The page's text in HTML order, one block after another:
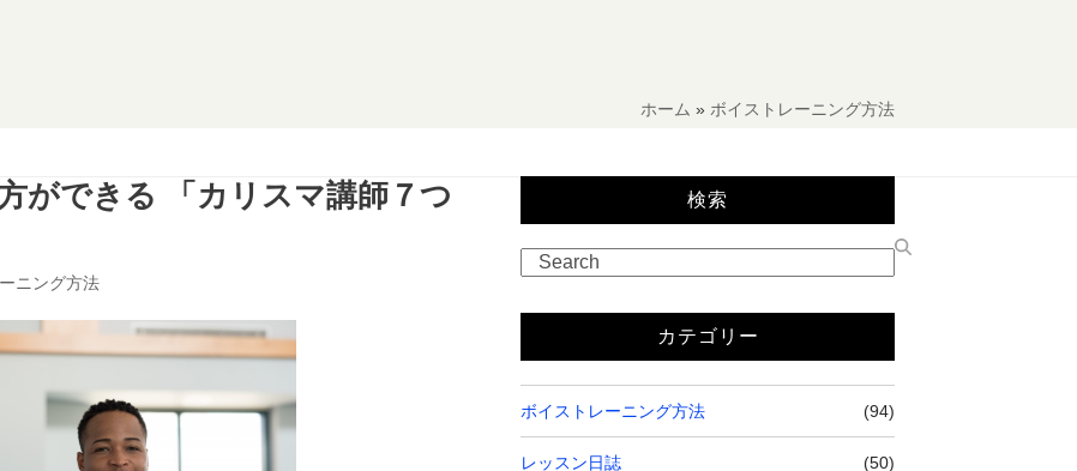
ホーム » ボイストレーニング方法
ができる 「カリスマ講師７つ
ニング方法
検索
カテゴリー
ボイストレーニング方法 (94)
レッスン日誌 (50)